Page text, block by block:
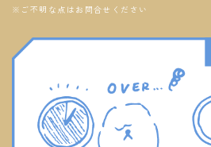
※ご不明な点はお問合せください